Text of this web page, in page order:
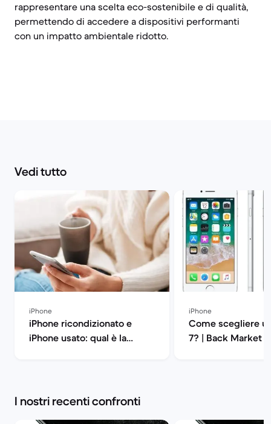
rappresentare una scelta eco-sostenibile e di qualità,
permettendo di accedere a dispositivi performanti
con un impatto ambientale ridotto.
Vedi tutto
iPhone
iPhone ricondizionato e
iPhone usato: qual è la
iPhone
Come scegliere
7? | Back Market
I nostri recenti confronti